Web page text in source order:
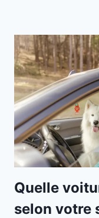
Quelle
selon votre